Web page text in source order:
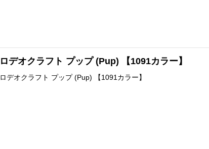
ロデオクラフト プップ (Pup) 【1091カラー】
ロデオクラフト プップ (Pup) 【1091カラー】